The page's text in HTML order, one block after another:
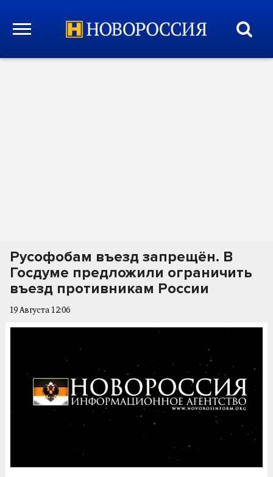
Русофобам въезд запрещён. В
Госдуме предложили ограничить
въезд противникам России
19 Августа 12:06